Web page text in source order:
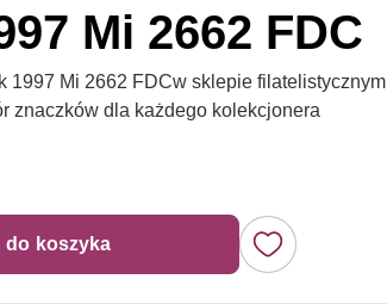
Mi 2662 FDC
1997 Mi 2662 FDCw sklepie filatelistycznym
znaczków dla każdego kolekcjonera
do koszyka